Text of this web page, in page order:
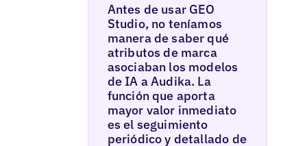
Antes de usar GEO
Studio, no teníamos
manera de saber qué
atributos de marca
asociaban los modelos
de IA a Audika. La
función que aporta
mayor valor inmediato
es el seguimiento
periódico y detallado de